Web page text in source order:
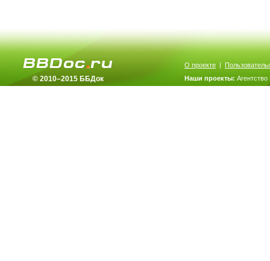
© 2010–2015 ББДок
О проекте |
Наши проекты: